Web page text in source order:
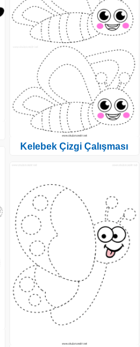
Kelebek Çizgi Çalışması